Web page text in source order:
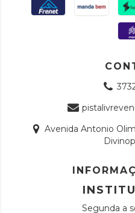
Avenida Antonio
Segunda a